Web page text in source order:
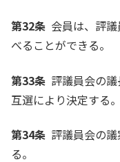
第32条 会員は、評
べることができる。
第33条 評議員会の
互選により決定する。
第34条 評議員会の
る。